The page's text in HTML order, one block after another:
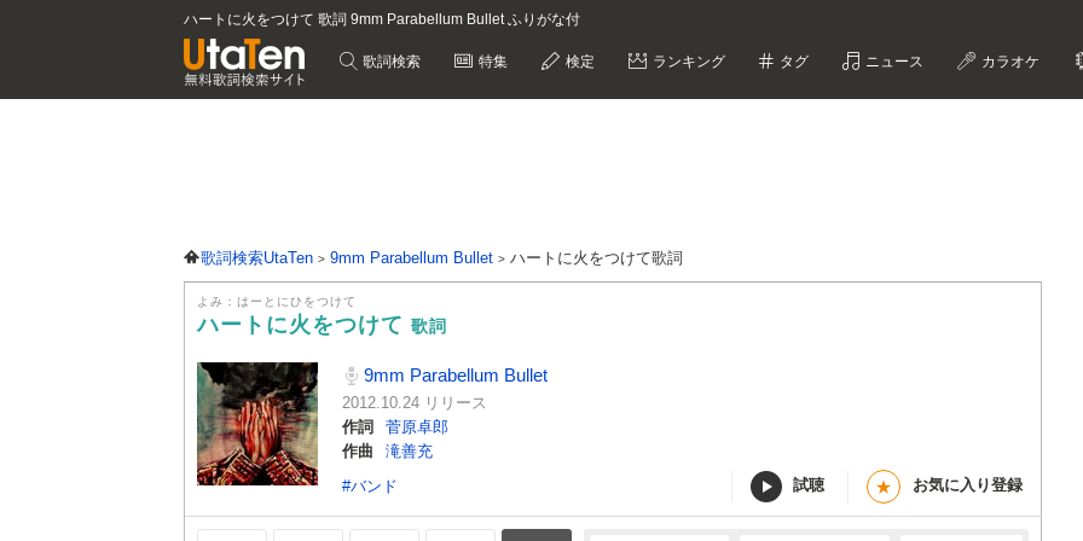
ハートに火をつけて 歌詞 9mm Parabellum Bullet ふりがな付
歌詞検索 特集 検定 ランキング タグ ニュース カラオケ
歌詞検索UtaTen 9mm Parabellum Bullet ハートに火をつけて歌詞
よみ：はーとにひをつけて
ハートに火をつけて 歌詞
9mm Parabellum Bullet
2012.10.24 リリース
作詞
菅原卓郎
作曲
滝善充
#バンド
試聴 ★ お気に入り登録